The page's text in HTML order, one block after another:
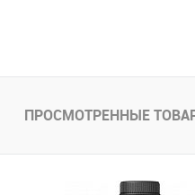
ПРОСМОТРЕННЫЕ